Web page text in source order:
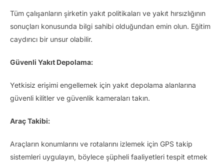
Tüm çalışanların şirketin yakıt politikaları ve yakıt hırsızlığının
sonuçları konusunda bilgi sahibi olduğundan emin olun. Eğitim
caydırıcı bir unsur olabilir.
Güvenli Yakıt Depolama:
Yetkisiz erişimi engellemek için yakıt depolama alanlarına
güvenli kilitler ve güvenlik kameraları takın.
Araç Takibi:
Araçların konumlarını ve rotalarını izlemek için GPS takip
sistemleri uygulayın, böylece şüpheli faaliyetleri tespit etmek